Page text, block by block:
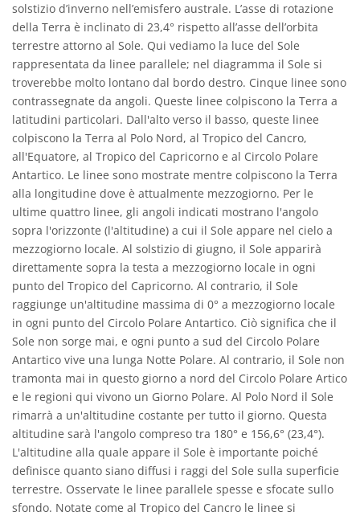
solstizio d’inverno nell’emisfero australe. L’asse di rotazione
della Terra è inclinato di 23,4° rispetto all’asse dell’orbita
terrestre attorno al Sole. Qui vediamo la luce del Sole
rappresentata da linee parallele; nel diagramma il Sole si
troverebbe molto lontano dal bordo destro. Cinque linee sono
contrassegnate da angoli. Queste linee colpiscono la Terra a
latitudini particolari. Dall'alto verso il basso, queste linee
colpiscono la Terra al Polo Nord, al Tropico del Cancro,
all'Equatore, al Tropico del Capricorno e al Circolo Polare
Antartico. Le linee sono mostrate mentre colpiscono la Terra
alla longitudine dove è attualmente mezzogiorno. Per le
ultime quattro linee, gli angoli indicati mostrano l'angolo
sopra l'orizzonte (l'altitudine) a cui il Sole appare nel cielo a
mezzogiorno locale. Al solstizio di giugno, il Sole apparirà
direttamente sopra la testa a mezzogiorno locale in ogni
punto del Tropico del Capricorno. Al contrario, il Sole
raggiunge un'altitudine massima di 0° a mezzogiorno locale
in ogni punto del Circolo Polare Antartico. Ciò significa che il
Sole non sorge mai, e ogni punto a sud del Circolo Polare
Antartico vive una lunga Notte Polare. Al contrario, il Sole non
tramonta mai in questo giorno a nord del Circolo Polare Artico
e le regioni qui vivono un Giorno Polare. Al Polo Nord il Sole
rimarrà a un'altitudine costante per tutto il giorno. Questa
altitudine sarà l'angolo compreso tra 180° e 156,6° (23,4°).
L'altitudine alla quale appare il Sole è importante poiché
definisce quanto siano diffusi i raggi del Sole sulla superficie
terrestre. Osservate le linee parallele spesse e sfocate sullo
sfondo. Notate come al Tropico del Cancro le linee si